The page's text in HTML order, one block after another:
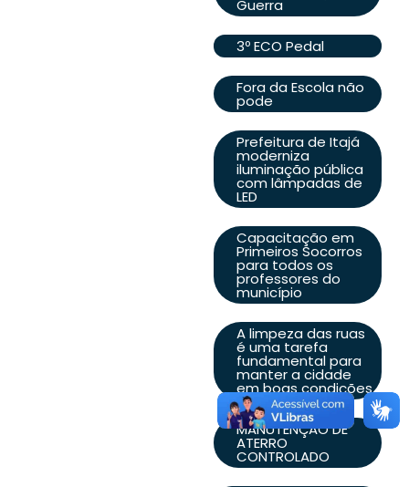
Guerra
3º ECO Pedal
Fora da Escola não
pode
Prefeitura de Itajá
moderniza
iluminação pública
com lâmpadas de
LED
Capacitação em
Primeiros Socorros
para todos os
professores do
município
A limpeza das ruas
é uma tarefa
fundamental para
manter a cidade
em boas condições
MANUTENÇÃO DE
ATERRO
CONTROLADO